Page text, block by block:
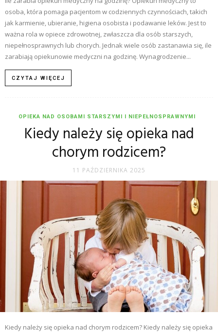
osoba, która pomaga pacjentom w codziennych czynnościach, takich
jak karmienie, ubieranie, higiena osobista i podawanie leków. Jest to
ważna rola w opiece zdrowotnej, zwłaszcza dla osób starszych,
niepełnosprawnych lub chorych. Jednak wiele osób zastanawia się, ile
zarabiają opiekunowie medyczni na godzinę. Wynagrodzenie...
CZYTAJ WIĘCEJ
OPIEKA NAD OSOBAMI STARSZYMI I NIEPEŁNOSPRAWNYMI
Kiedy należy się opieka nad
chorym rodzicem?
11 PAŹDZIERNIKA 2025
Kiedy należy się opieka nad chorym rodzicem? Kiedy należy się opieka